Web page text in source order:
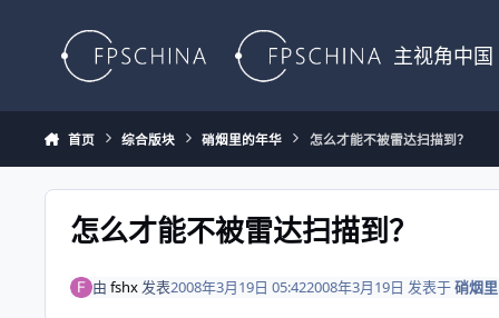
主视角中国
首页 综合版块 硝烟里的年华 怎么才能不被雷达扫描到？
怎么才能不被雷达扫描到？
由 fshx发表2008年3月19日 05:422008年3月19日 发表于硝烟